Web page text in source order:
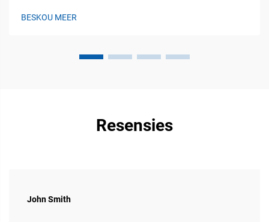
BESKOU MEER
Resensies
John Smith